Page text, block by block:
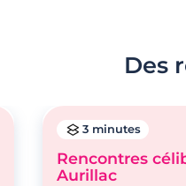
Des
3 minutes
Rencontres
Aurillac